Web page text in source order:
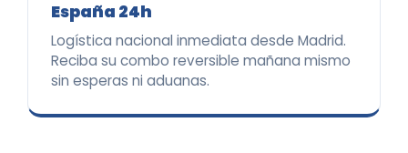
España 24h
Logística nacional inmediata desde Madrid.
Reciba su combo reversible mañana mismo
sin esperas ni aduanas.